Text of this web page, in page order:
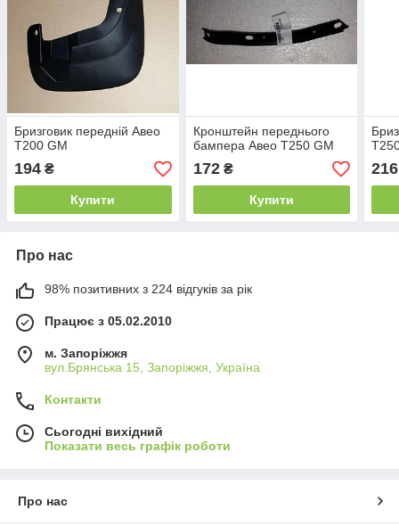
Бризговик передній Авео
Т200 GM
194 ₴
Купити
Кронштейн переднього
бампера Авео Т250 GM
172₴
Купити
216
Про нас
98% позитивних з 224 відгуків за рік
Працює з 05.02.2010
м. Запоріжжя
вул.Брянська 15, Запоріжжя, Україна
Контакти
Сьогодні вихідний
Показати весь графік роботи
Про нас